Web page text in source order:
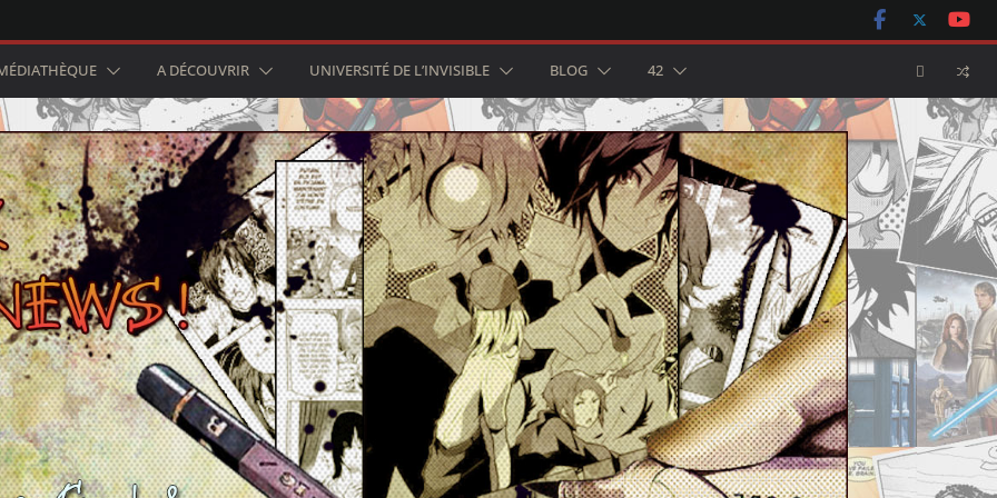
A DÉCOUVRIR UNIVERSITÉ DE L’INVISIBLE BLOG 42